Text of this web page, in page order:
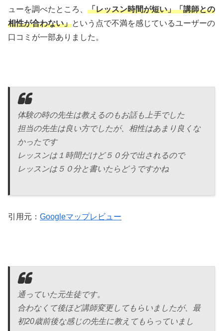
ューを調べたところ、 「レッスン時間が短い」「講師との
相性が合わない」という点で不満を感じているユーザーの
口コミが一部ありました。
体験の時の先生は教えるのもお話も上手でした
担当の先生は良い方でしたが、相性はあまり良くな
かったです
レッスンは１時間だけど５０分で出されるので
レッスンは５０分と書いたらどうですかね
引用元： Googleマップレビュー
通っていた元生徒です。
合わなくて後ほど講師変更してもらいましたが、最
初20歳前後な感じの先生に教えてもらっていまし